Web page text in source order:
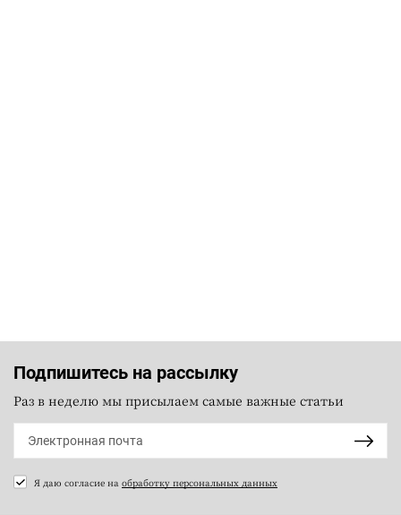
Подпишитесь на рассылку
Раз в неделю мы присылаем самые важные статьи
Я даю согласие на обработку персональных данных